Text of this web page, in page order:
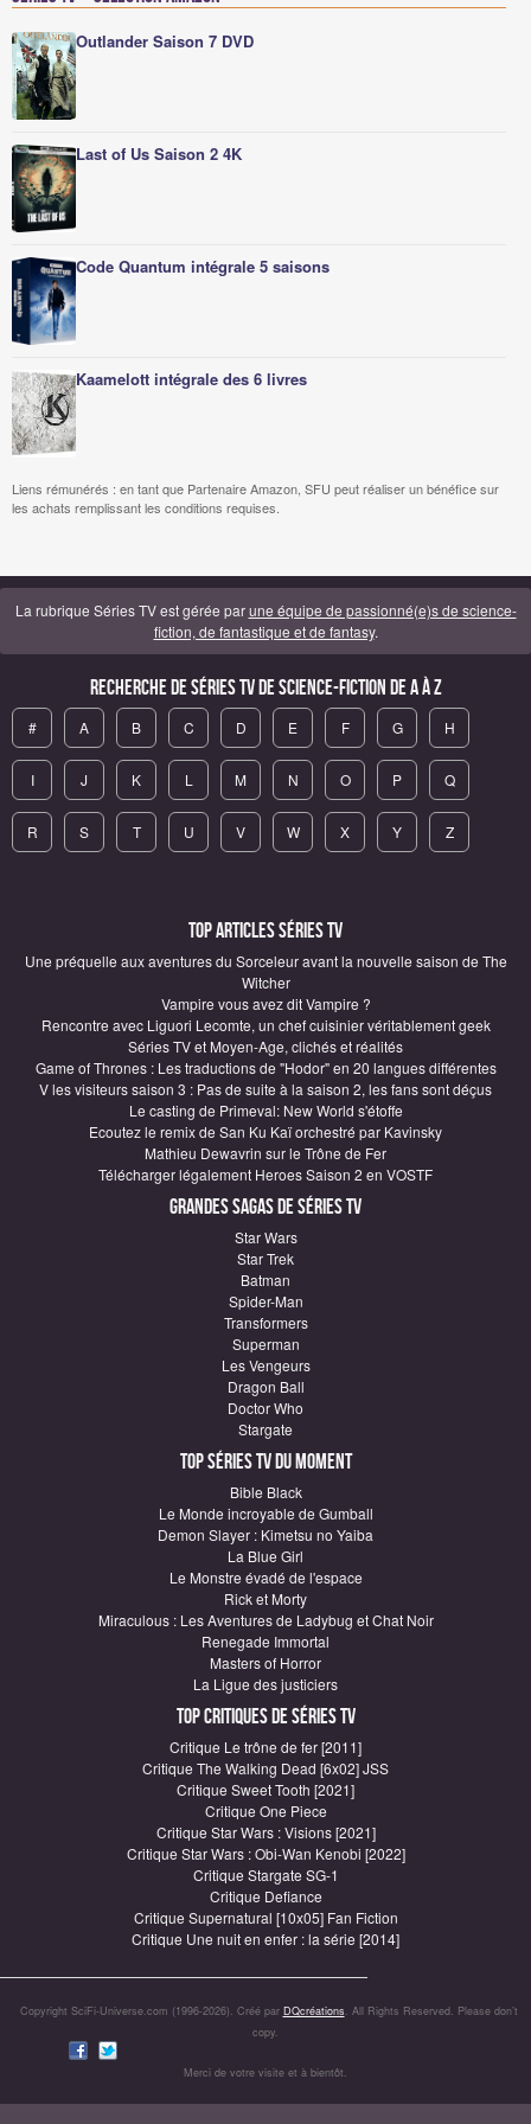
Outlander Saison 7 DVD
Last of Us Saison 2 4K
Code Quantum intégrale 5 saisons
Kaamelott intégrale des 6 livres
Liens rémunérés : en tant que Partenaire Amazon, SFU peut réaliser un bénéfice sur
les achats remplissant les conditions requises.
La rubrique Séries TV est gérée parune équipe de passionné(e)s de science-
fiction, de fantastique et de fantasy.
Recherche de Séries TV de science-fiction de A à Z
# A B C D E F G H
I J K L M N O P Q
R S T U V W X Y Z
Top articles Séries TV
Une préquelle aux aventures du Sorceleur avant la nouvelle saison de The
Witcher
Vampire vous avez dit Vampire ?
Rencontre avec Liguori Lecomte, un chef cuisinier véritablement geek
Séries TV et Moyen-Age, clichés et réalités
Game of Thrones : Les traductions de "Hodor" en 20 langues différentes
V les visiteurs saison 3 : Pas de suite à la saison 2, les fans sont déçus
Le casting de Primeval: New World s'étoffe
Ecoutez le remix de San Ku Kaï orchestré par Kavinsky
Mathieu Dewavrin sur le Trône de Fer
Télécharger légalement Heroes Saison 2 en VOSTF
Grandes sagas de Séries TV
Star Wars
Star Trek
Batman
Spider-Man
Transformers
Superman
Les Vengeurs
Dragon Ball
Doctor Who
Stargate
Top Séries TV du moment
Bible Black
Le Monde incroyable de Gumball
Demon Slayer : Kimetsu no Yaiba
La Blue Girl
Le Monstre évadé de l'espace
Rick et Morty
Miraculous : Les Aventures de Ladybug et Chat Noir
Renegade Immortal
Masters of Horror
La Ligue des justiciers
Top critiques de Séries TV
Critique Le trône de fer [2011]
Critique The Walking Dead [6x02] JSS
Critique Sweet Tooth [2021]
Critique One Piece
Critique Star Wars : Visions [2021]
Critique Star Wars : Obi-Wan Kenobi [2022]
Critique Stargate SG-1
Critique Defiance
Critique Supernatural [10x05] Fan Fiction
Critique Une nuit en enfer : la série [2014]
Copyright SciFi-Universe.com (1996-2026). Créé par DQcréations . All Rights Reserved. Please don’t
copy.
Merci de votre visite et à bientôt.